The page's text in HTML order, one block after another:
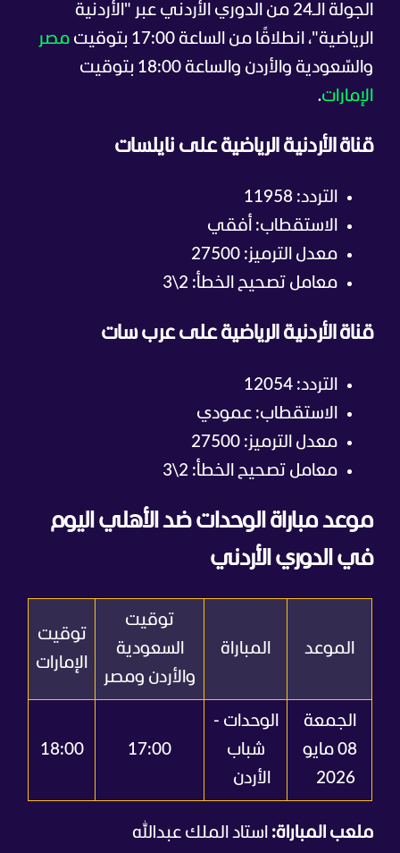
الجولة الـ24 من الدوري الأردني عبر "الأردنية
الرياضية"، انطلاقًا من الساعة 17:00 بتوقيت
مصر
والسّعودية والأردن والساعة 18:00 بتوقيت
الإمارات.
قناة الأردنية الرياضية على نايلسات
التردد: 11958
الاستقطاب: أفقي
معدل الترميز: 27500
معامل تصحيح الخطأ: 2\3
قناة الأردنية الرياضية على عرب سات
التردد: 12054
الاستقطاب: عمودي
معدل الترميز: 27500
معامل تصحيح الخطأ: 2\3
موعد مباراة الوحدات ضد الأهلي اليوم
في الدوري الأردني
الموعد المباراة
توقيت
السعودية
والأردن ومصر
توقيت
الإمارات
الجمعة
08 مايو
2026
الوحدات -
شباب
الأردن
17:00
18:00
ملعب المباراة: استاد الملك عبدالله